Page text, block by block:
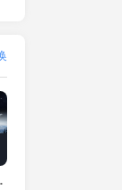
亲测可用